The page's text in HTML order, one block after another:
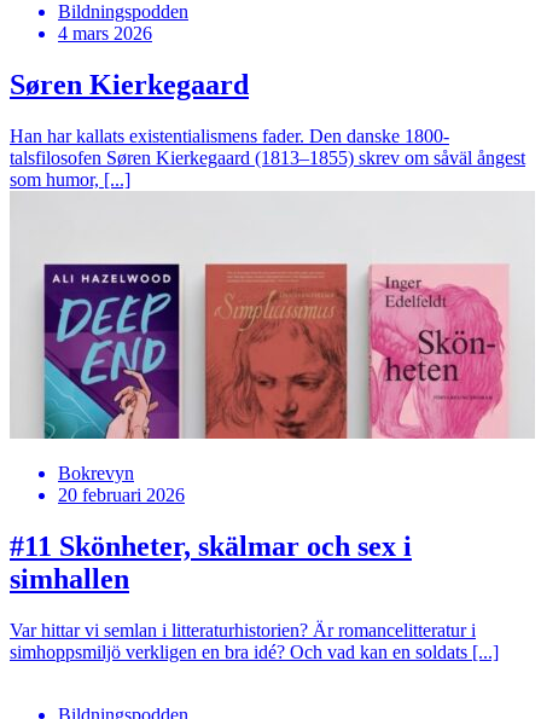
Bildningspodden
4 mars 2026
Søren Kierkegaard
Han har kallats existentialismens fader. Den danske 1800-
talsfilosofen Søren Kierkegaard (1813–1855) skrev om såväl ångest
som humor, [...]
Bokrevyn
20 februari 2026
#11 Skönheter, skälmar och sex i
simhallen
Var hittar vi semlan i litteraturhistorien? Är romancelitteratur i
simhoppsmiljö verkligen en bra idé? Och vad kan en soldats [...]
Bildningspodden